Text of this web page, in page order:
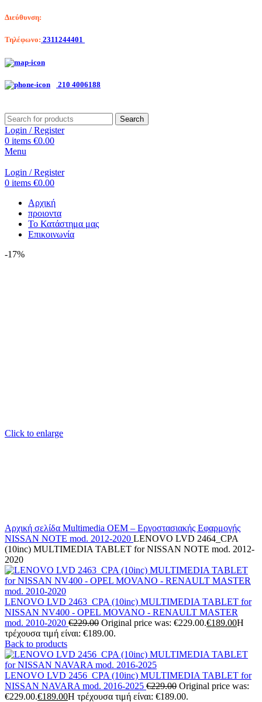
Διεύθυνση:
Τηλέφωνο: 2311244401
210 4006188
Search
Login / Register
0 items €0.00
Menu
Login / Register
0 items €0.00
Αρχική
προιοντα
Το Κατάστημα μας
Επικοινωνία
-17%
Click to enlarge
Αρχική σελίδα Multimedia OEM – Εργοστασιακής Εφαρμογής
NISSAN NOTE mod. 2012-2020 LENOVO LVD 2464_CPA
(10inc) MULTIMEDIA TABLET for NISSAN NOTE mod. 2012-
2020
LENOVO LVD 2463_CPA (10inc) MULTIMEDIA TABLET for
NISSAN NV400 - OPEL MOVANO - RENAULT MASTER
mod. 2010-2020 €229.00 Original price was: €229.00.€189.00Η
τρέχουσα τιμή είναι: €189.00.
Back to products
LENOVO LVD 2456_CPA (10inc) MULTIMEDIA TABLET for
NISSAN NAVARA mod. 2016-2025 €229.00 Original price was:
€229.00.€189.00Η τρέχουσα τιμή είναι: €189.00.